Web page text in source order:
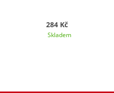
284 Kč
Skladem